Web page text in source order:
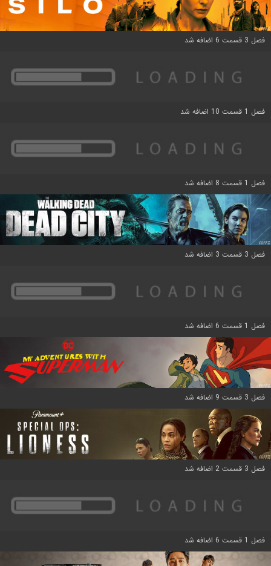
فصل 3 قسمت 6 اضافه شد
فصل 1 قسمت 10 اضافه شد
فصل 1 قسمت 8 اضافه شد
فصل 3 قسمت 3 اضافه شد
فصل 1 قسمت 6 اضافه شد
فصل 3 قسمت 9 اضافه شد
فصل 3 قسمت 2 اضافه شد
فصل 1 قسمت 6 اضافه شد